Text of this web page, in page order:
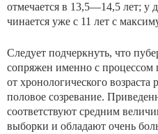
отмечается в 13,5—14,5 лет; у
чинается уже с 11 лет с
Следует подчеркнуть, что
сопряжен именно с процессом
от хронологического
половое созревание.
соответствуют средним
выборки и обладают очень